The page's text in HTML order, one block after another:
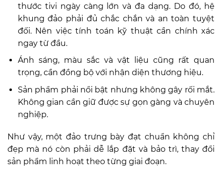
thước tivi ngày càng lớn và đa dạng. Do đó, hệ
khung đảo phải đủ chắc chắn và an toàn tuyệt
đối. Nên việc tính toán kỹ thuật cần chính xác
ngay từ đầu.
Ánh sáng, màu sắc và vật liệu cũng rất quan
trọng, cần đồng bộ với nhận diện thương hiệu.
Sản phẩm phải nổi bật nhưng không gây rối mắt.
Không gian cần giữ được sự gọn gàng và chuyên
nghiệp.
Như vậy, một đảo trưng bày đạt chuẩn không chỉ
đẹp mà nó còn phải dễ lắp đặt và bảo trì, thay đổi
sản phẩm linh hoạt theo từng giai đoạn.